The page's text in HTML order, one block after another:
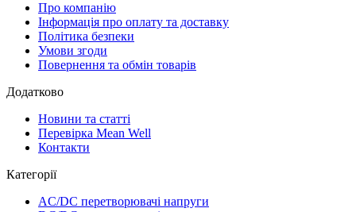
Про компанію
Інформація про оплату та доставку
Політика безпеки
Умови згоди
Повернення та обмін товарів
Додатково
Новини та статті
Перевірка Mean Well
Контакти
Категорії
AC/DC перетворювачі напруги